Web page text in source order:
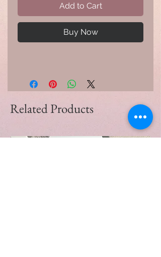
Add to Cart
Buy Now
Related Products